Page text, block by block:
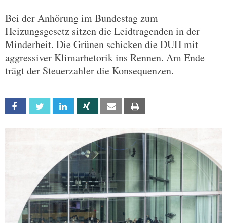
Bei der Anhörung im Bundestag zum
Heizungsgesetz sitzen die Leidtragenden in der
Minderheit. Die Grünen schicken die DUH mit
aggressiver Klimarhetorik ins Rennen. Am Ende
trägt der Steuerzahler die Konsequenzen.
Facebook Twitter Linkedin Xing Email